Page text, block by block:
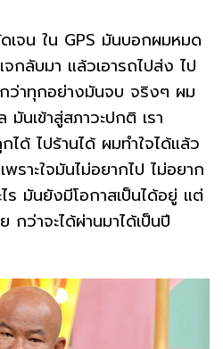
เจน ใน GPS มันบอกผมหมด
ลับมา แล้วเอารถไปส่ง ไป
ว่าทุกอย่างมันจบ จริงๆ ผม
นเข้าสู่สภาวะปกติ เรา
ได้ ไปร้านได้ ผมทำใจได้แล้ว
ราะใจมันไม่อยากไป ไม่อยาก
ร มันยังมีโอกาสเป็นได้อยู่ แต่
กว่าจะได้ผ่านมาได้เป็นปี